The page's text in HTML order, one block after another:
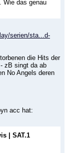
Wie das genau
serien/sta...d-
die Hits der
zB singt da ab
No Angels deren
acc hat:
| SAT.1